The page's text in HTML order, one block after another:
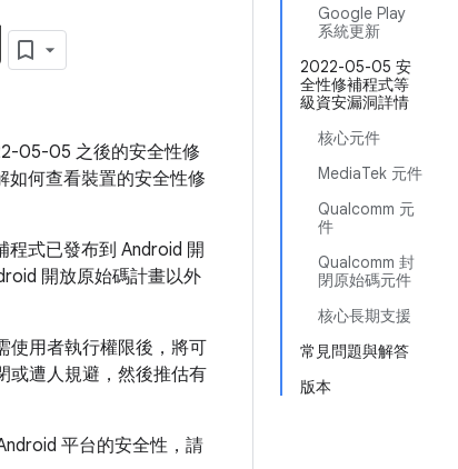
Google Play
系統更新
2022-05-05 安
全性修補程式等
級資安漏洞詳情
核心元件
MediaTek 元件
Qualcomm 元
件
Qualcomm 封
閉原始碼元件
核心長期支援
常見問題與解答
版本
05-05 之後的安全性修
如何查看裝置的安全性修
式已發布到 Android 開
開放原始碼計畫以外
使用者執行權限後，將可
或遭人規避，然後推估有
平台的安全性，請